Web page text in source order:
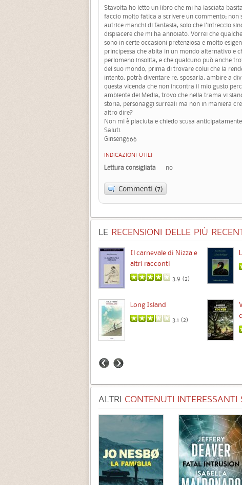
Stavolta ho letto un libro che mi ha lasciata
faccio molto fatica a scrivere un commento; non
autrice manchi di fantasia, solo che l'intreccio
dispiacere che mi ha annoiato. Vorrei che
sono in certe occasioni pretenziosa e molto
principessa che abita in un mondo alternativo e
perlomeno insolita, e che qualcuno può anche
del suo mondo, prima di trovare colui che la
intento, potrà diventare re, sposarla, ambire a
questa vicenda che non incontra il mio gusto
ambiente dei Media, trovo che nella trama vi
storia, personaggi surreali ma non in maniera
altro dire?
Non mi è piaciuta e chiedo scusa
Saluti.
Ginseng666
INDICAZIONI UTILI
Lettura consigliata no
Commenti (7)
LE RECENSIONI DELLE PIÙ
Il carnevale di Nizza e
altri racconti
3.9 (2)
Long Island
3.1 (2)
ALTRI CONTENUTI INTERESSANTI